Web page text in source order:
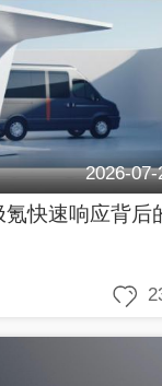
2026-07-
氪快速响应背后